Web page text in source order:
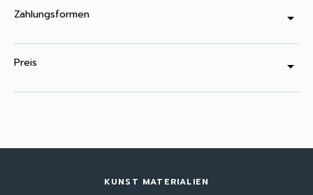
Zahlungsformen arrow_drop_down
Preis arrow_drop_down
KUNST MATERIALIEN